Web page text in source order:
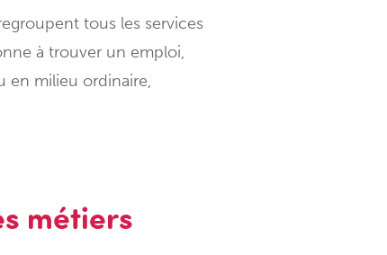
tous les services
à trouver un emploi,
en milieu ordinaire,
métiers